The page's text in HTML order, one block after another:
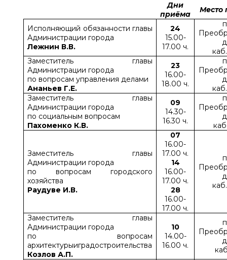
Дни
приёма
Место
Исполняющий обязанности главы
Администрации города
Лежнин В.В.
24
15.00-
17.00 ч.
Заместитель главы
Администрации города
по вопросам управления делами
Ананьев Г.Е.
23
16.00-
18.00 ч.
Заместитель главы
Администрации города
по социальным вопросам
Пахоменко К.В.
09
14.30-
16.30 ч.
Заместитель главы
Администрации города
по вопросам городского
хозяйства
Раудуве И.В.
07
16.00-
17.00 ч.
14
16.00-
17.00 ч.
28
16.00-
17.00 ч.
Заместитель главы
Администрации города
по вопросам
архитектурыиградостроительства
Козлов А.П.
10
14.00-
16.00 ч.